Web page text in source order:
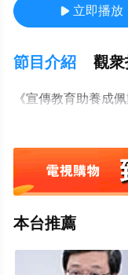
 立即播放
節目介紹 觀
《宣傳教育助養成
本台推薦